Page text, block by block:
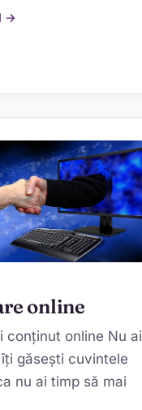
→
online
conținut online Nu ai
găseşti cuvintele
nu ai timp să mai